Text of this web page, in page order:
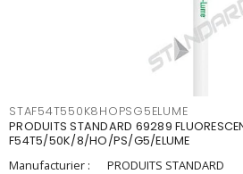
STAF54T550K8HOPSG5ELUME
PRODUITS STANDARD 69289
F54T5/50K/8/HO/PS/G5/ELUME
Manufacturier :
PRODUITS STANDARD